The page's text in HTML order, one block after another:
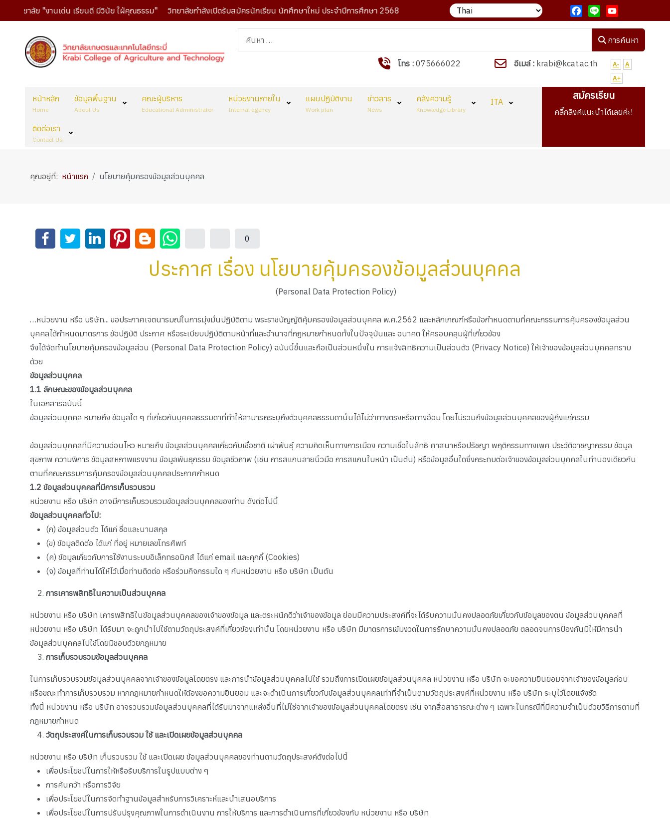
ยาลัย "งานเด่น เรียนดี มีวินัย ใฝ่คุณธรรม" วิทยาลัยกำลังเปิดรับสมัครนักเรียน นักศึกษาใหม่ ประจำปีการศึกษา 2568 ปรัชญาวิทยาลัย "งานเด่น เรียนดี มีวินัย ใฝ่คุณธรรม"
Facebook
Line YouTube
การค้นหา
การค้นหา
โทร :075666022 อีเมล์ :krabi@kcat.ac.th A-
A
A+
หน้าหลัก
Home
ข้อมูลพื้นฐาน
About Us
คณะผู้บริหาร
Educational Administrator
หน่วยงานภายใน
Internal agency
แผนปฏิบัติงาน
Work plan
ข่าวสาร
News
คลังความรู้
Knowledge Library
ITA
ติดต่อเรา
Contact Us
สมัครเรียน
คลื๊กลิงค์แนะนำได้เลยค่ะ!
คุณอยู่ที่: หน้าแรก นโยบายคุ้มครองข้อมูลส่วนบุคคล
0
ประกาศ เรื่อง นโยบายคุ้มครองข้อมูลส่วนบุคคล
(Personal Data Protection Policy)
…หน่วยงาน หรือ บริษัท... ขอประกาศเจตนารมณ์ในการมุ่งมั่นปฏิบัติตาม พระราชบัญญัติคุ้มครองข้อมูลส่วนบุคคล พ.ศ.2562 และหลักเกณฑ์หรือข้อกําหนดตามที่คณะกรรมการคุ้มครองข้อมูลส่วน
บุคคลได้กําหนดมาตรการ ข้อปฏิบัติ ประกาศ หรือระเบียบปฏิบัติตามหน้าที่และอํานาจที่กฎหมายกําหนดทั้งในปัจจุบันและ อนาคต ให้ครอบคลุมผู้ที่เกี่ยวข้อง
จึงได้จัดทํานโยบายคุ้มครองข้อมูลส่วน (Personal Data Protection Policy) ฉบับนี้ขึ้นและถือเป็นส่วนหนึ่งใน การแจ้งสิทธิความเป็นส่วนตัว (Privacy Notice) ให้เจ้าของข้อมูลส่วนบุคคลทราบ
ด้วย
ข้อมูลส่วนบุคคล
1.1ลักษณะของข้อมูลส่วนบุคคล
ในเอกสารฉบับนี้
ข้อมูลส่วนบุคคล หมายถึง ข้อมูลใด ๆ ที่เกี่ยวกับบุคคลธรรมดาที่ทำให้สามารถระบุถึงตัวบุคคลธรรมดานั้นได้ไม่ว่าทางตรงหรือทางอ้อม โดยไม่รวมถึงข้อมูลส่วนบุคคลของผู้ถึงแก่กรรม
ข้อมูลส่วนบุคคลที่มีความอ่อนไหว หมายถึง ข้อมูลส่วนบุคคลเกี่ยวกับเชื้อชาติ เผ่าพันธุ์ ความคิดเห็นทางการเมือง ความเชื่อในลัทธิ ศาสนาหรือปรัชญา พฤติกรรมทางเพศ ประวัติอาชญากรรม ข้อมูล
สุขภาพ ความพิการ ข้อมูลสหภาพแรงงาน ข้อมูลพันธุกรรม ข้อมูลชีวภาพ (เช่น การสแกนลายนิ้วมือ การสแกนใบหน้า เป็นต้น) หรือข้อมูลอื่นใดซึ่งกระทบต่อเจ้าของข้อมูลส่วนบุคคลในทำนองเดียวกัน
ตามที่คณะกรรมการคุ้มครองข้อมูลส่วนบุคคลประกาศกำหนด
1.2ข้อมูลส่วนบุคคลที่มีการเก็บรวบรวม
หน่วยงาน หรือ บริษัท อาจมีการเก็บรวบรวมข้อมูลส่วนบุคคลของท่าน ดังต่อไปนี้
ข้อมูลส่วนบุคคลทั่วไป:
(ก) ข้อมูลส่วนตัว ได้แก่ ชื่อและนามสกุล
(ข) ข้อมูลติดต่อ ได้แก่ ที่อยู่ หมายเลขโทรศัพท์
(ค) ข้อมูลเกี่ยวกับการใช้งานระบบอิเล็กทรอนิกส์ ได้แก่ email และคุกกี้ (Cookies)
(จ) ข้อมูลที่ท่านได้ให้ไว้เมื่อท่านติดต่อ หรือร่วมกิจกรรมใด ๆ กับหน่วยงาน หรือ บริษัท เป็นต้น
การเคารพสิทธิในความเป็นส่วนบุคคล
หน่วยงาน หรือ บริษัท เคารพสิทธิในข้อมูลส่วนบุคคลของเจ้าของข้อมูล และตระหนักดีว่าเจ้าของข้อมูล ย่อมมีความประสงค์ที่จะได้รับความมั่นคงปลอดภัยเกี่ยวกับข้อมูลของตน ข้อมูลส่วนบุคคลที่
หน่วยงาน หรือ บริษัท ได้รับมา จะถูกนำไปใช้ตามวัตถุประสงค์ที่เกี่ยวข้องเท่านั้น โดยหน่วยงาน หรือ บริษัท มีมาตรการเข้มงวดในการรักษาความมั่นคงปลอดภัย ตลอดจนการป้องกันมิให้มีการนำ
ข้อมูลส่วนบุคคลไปใช้โดยมิชอบด้วยกฎหมาย
การเก็บรวบรวมข้อมูลส่วนบุคคล
ในการเก็บรวบรวมข้อมูลส่วนบุคคลจากเจ้าของข้อมูลโดยตรง และการนำข้อมูลส่วนบุคคลไปใช้ รวมถึงการเปิดเผยข้อมูลส่วนบุคคล หน่วยงาน หรือ บริษัท จะขอความยินยอมจากเจ้าของข้อมูลก่อน
หรือขณะทำการเก็บรวบรวม หากกฎหมายกำหนดให้ต้องขอความยินยอม และจะดำเนินการเกี่ยวกับข้อมูลส่วนบุคคลเท่าที่จำเป็นตามวัตถุประสงค์ที่หน่วยงาน หรือ บริษัท ระบุไว้โดยแจ้งชัด
ทั้งนี้ หน่วยงาน หรือ บริษัท อาจรวบรวมข้อมูลส่วนบุคคลที่ได้รับมาจากแหล่งอื่นที่ไม่ใช่จากเจ้าของข้อมูลส่วนบุคคลโดยตรง เช่น จากสื่อสาธารณะต่าง ๆ เฉพาะในกรณีที่มีความจำเป็นด้วยวิธีการตามที่
กฎหมายกำหนด
วัตถุประสงค์ในการเก็บรวบรวม ใช้ และเปิดเผยข้อมูลส่วนบุคคล
หน่วยงาน หรือ บริษัท เก็บรวบรวม ใช้ และเปิดเผย ข้อมูลส่วนบุคคลของท่านตามวัตถุประสงค์ดังต่อไปนี้
เพื่อประโยชน์ในการให้หรือรับบริการในรูปแบบต่าง ๆ
การค้นคว้า หรือการวิจัย
เพื่อประโยชน์ในการจัดทำฐานข้อมูลสำหรับการวิเคราะห์และนำเสนอบริการ
เพื่อประโยชน์ในการปรับปรุงคุณภาพในการดำเนินงาน การให้บริการ และการดำเนินการที่เกี่ยวข้องกับ หน่วยงาน หรือ บริษัท